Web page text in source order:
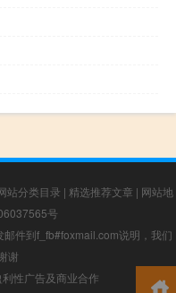
站分类目录 | 精选推荐文章 | 网站地
号
件到f_fb#foxmail.com说明，我们
谢
性广告及商业合作